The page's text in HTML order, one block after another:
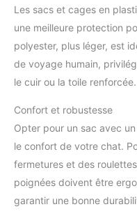
Les sacs et cages en
une meilleure protection
polyester, plus léger, est
de voyage humain,
le cuir ou la toile renforcée.
Confort et robustesse
Opter pour un sac avec
le confort de votre chat.
fermetures et des
poignées doivent être
garantir une bonne